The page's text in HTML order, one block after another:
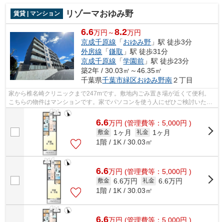
賃貸 | マンション リゾーマおゆみ野
6.6万円～8.2万円
京成千原線 「おゆみ野 」駅 徒歩3分
外房線 「鎌取 」駅 徒歩31分
京成千原線 「学園前 」駅 徒歩23分
築2年 / 30.03㎡～46.35㎡
千葉県千葉市緑区おゆみ野南２丁目
家から椎名崎クリニックまで247mです。敷地内ごみ置き場が近くて便利。
こちらの物件はマンションです。家でパソコンを使う人にぜひご検討いただ
きたいインターネット有り物件です。気...
6.6万円 (管理費等：5,000円 )
敷金 1ヶ月 礼金
1ヶ月
1階 / 1K / 30.03㎡
6.6万円 (管理費等：5,000円 )
敷金 6.6万円 礼金 6.6万円
1階 / 1K / 30.03㎡
6.6万円 (管理費等：5,000円 )